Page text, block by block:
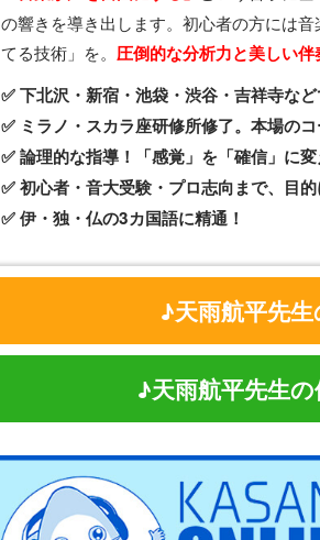
の響きを導き出します。初心者の方には
てる技術」を。 圧倒的な分析力と美しい
✅ 下北沢・新宿・池袋・渋谷・吉祥寺な
✅ ミラノ・スカラ座研修所修了。本場の
✅ 論理的な指導！「感覚」を「確信」に
✅ 初心者・音大受験・プロ志向まで、目
✅ 伊・独・仏の3カ国語に精通！
♪天雨航平先
♪天雨航平先生